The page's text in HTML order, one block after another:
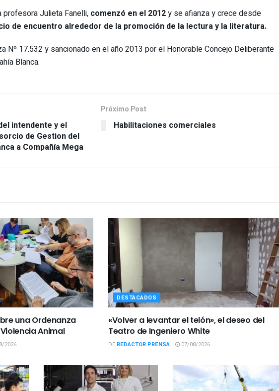
profesora Julieta Fanelli, comenzó en el 2012y se afianza y crece desde
de encuentro alrededor de la promoción de la lectura y la literatura.
Nº 17.532 y sancionado en el año 2013 por el Honorable Concejo Deliberante
Blanca.
intendente y el
de Gestion del
a Compañía Mega
Próximo Post
Habilitaciones comerciales
una Ordenanza
Animal
2026
DESTACADOS
«Volver a levantar el telón», el deseo del
Teatro de Ingeniero White
DE REDACTOR PRENSA 07/08/2026